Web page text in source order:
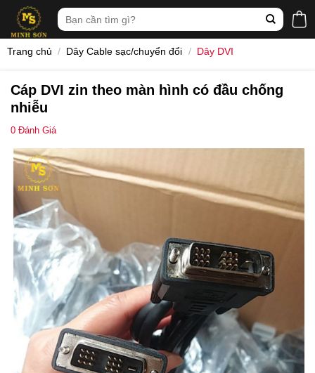
content
Tìm
kiếm:
Trang chủ / Dây Cable sạc/chuyển đổi / Dây DVI
Cáp DVI zin theo màn hình có đầu chống
nhiễu
0 Đánh Giá